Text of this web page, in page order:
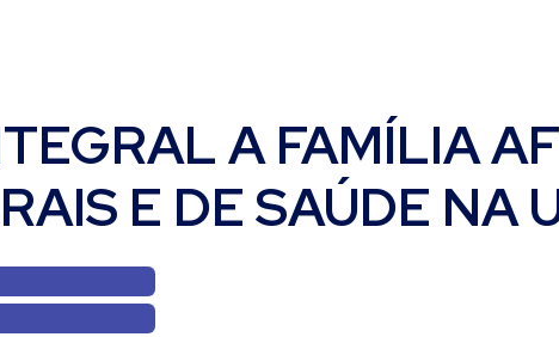
A FAMÍLIA
E DE SAÚDE NA